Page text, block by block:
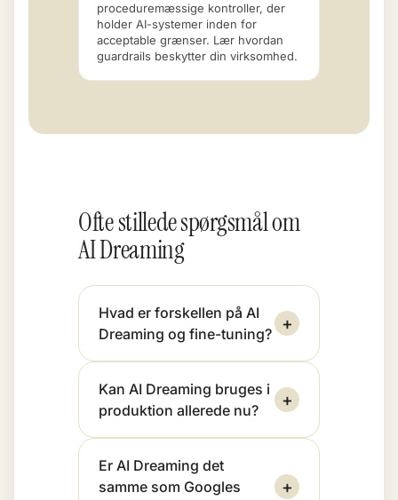
proceduremæssige kontroller, der
holder AI-systemer inden for
acceptable grænser. Lær hvordan
guardrails beskytter din virksomhed.
Ofte stillede spørgsmål om
AI Dreaming
Hvad er forskellen på AI
Dreaming og fine-tuning?
+
Kan AI Dreaming bruges i
produktion allerede nu?
+
Er AI Dreaming det
samme som Googles
+